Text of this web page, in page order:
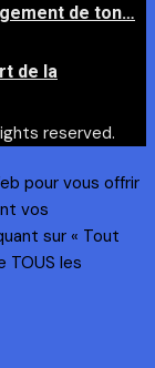
de ton…
de la
reserved.
pour vous offrir
vos
sur « Tout
TOUS les